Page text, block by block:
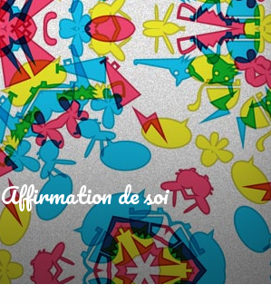
Affirmation de soi